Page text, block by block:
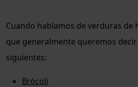
Cuando hablamos de verduras de
que generalmente queremos
siguientes:
Brócoli